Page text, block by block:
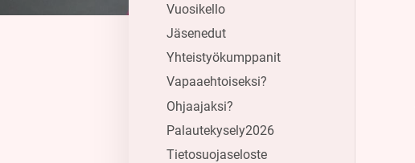
Vuosikello
Jäsenedut
Yhteistyökumppanit
Vapaaehtoiseksi?
Ohjaajaksi?
Palautekysely2026
Tietosuojaseloste